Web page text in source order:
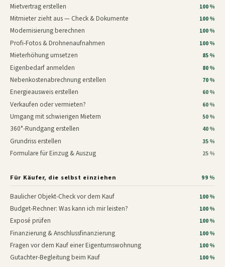
Mietvertrag erstellen 100 %
Mitmieter zieht aus — Check & Dokumente 100 %
Modernisierung berechnen 100 %
Profi-Fotos & Drohnenaufnahmen 100 %
Mieterhöhung umsetzen 85 %
Eigenbedarf anmelden 80 %
Nebenkostenabrechnung erstellen 70 %
Energieausweis erstellen 60 %
Verkaufen oder vermieten? 60 %
Umgang mit schwierigen Mietern 50 %
360°-Rundgang erstellen 40 %
Grundriss erstellen 35 %
Formulare für Einzug & Auszug 25 %
Für Käufer, die selbst einziehen 99 %
Baulicher Objekt-Check vor dem Kauf 100 %
Budget-Rechner: Was kann ich mir leisten? 100 %
Exposé prüfen 100 %
Finanzierung & Anschlussfinanzierung 100 %
Fragen vor dem Kauf einer Eigentumswohnung 100 %
Gutachter-Begleitung beim Kauf 100 %